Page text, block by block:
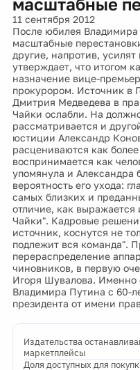
11 сентября 2012
После юбилея
масштабные
другие, напротив,
утверждает, что итогом
назначение вице-
прокурором. Источник в
Дмитрия Медведева в
Чайки ослабли. На
рассматривается и
юстиции Александр
расцениваются как
воспринимается как
упомянула и Александра
вероятность его ухода:
самых близких и
отличие, как выражается
Чайки". Кадровые
источник, коснутся не
подлежит вся команда".
перераспределение
чиновников, в первую
Игоря Шувалова. Именно
Владимира Путина с 60-
президента от имени
Издательства
маркетплейсы
Доля доступных для